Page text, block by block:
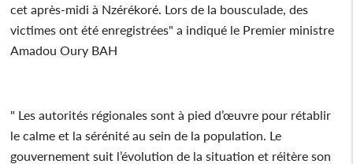
cet après-midi à Nzérékoré. Lors de la bousculade, des
victimes ont été enregistrées" a indiqué le Premier ministre
Amadou Oury BAH
" Les autorités régionales sont à pied d’œuvre pour rétablir
le calme et la sérénité au sein de la population. Le
gouvernement suit l’évolution de la situation et réitère son